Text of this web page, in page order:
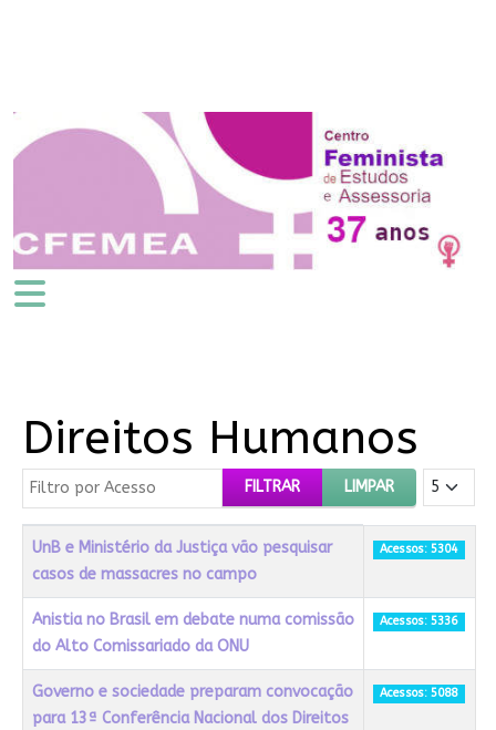
Direitos Humanos
Filtro por Acesso FILTRAR LIMPAR Mostrar #
Título Acessos
UnB e Ministério da Justiça vão pesquisar
casos de massacres no campo
Acessos: 5304
Anistia no Brasil em debate numa comissão
do Alto Comissariado da ONU
Acessos: 5336
Governo e sociedade preparam convocação
para 13ª Conferência Nacional dos Direitos
Acessos: 5088